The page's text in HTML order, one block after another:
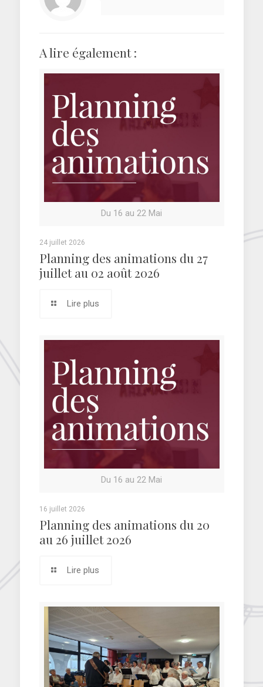
A lire également :
Du 16 au 22 Mai
24 juillet 2026
Planning des animations du 27
juillet au 02 août 2026
Lire plus
Du 16 au 22 Mai
16 juillet 2026
Planning des animations du 20
au 26 juillet 2026
Lire plus